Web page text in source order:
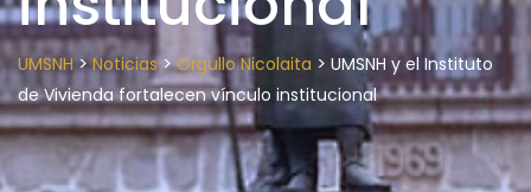
UMSNH>Noticias>Orgullo Nicolaita > UMSNH y el Instituto
de Vivienda fortalecen vínculo institucional